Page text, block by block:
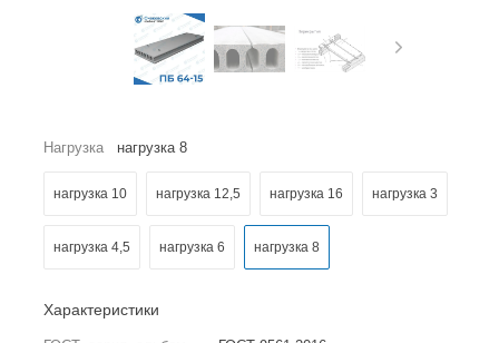
Нагрузка нагрузка 8
нагрузка 10 нагрузка 12,5 нагрузка 16 нагрузка 3
нагрузка 4,5 нагрузка 6 нагрузка 8
Характеристики